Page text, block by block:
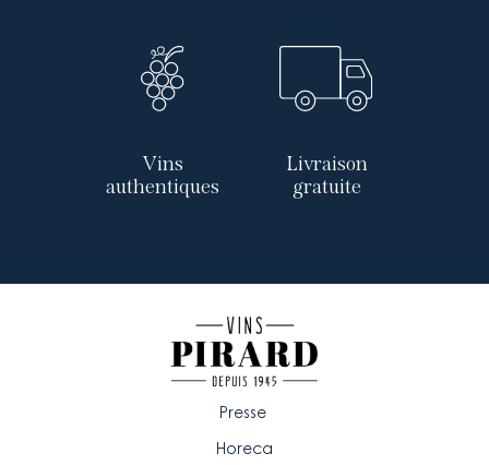
Vins
authentiques
Livraison
gratuite
Presse
Horeca